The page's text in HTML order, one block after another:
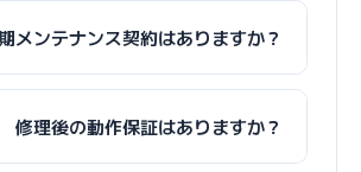
メンテナンス契約はありますか？
修理後の動作保証はありますか？